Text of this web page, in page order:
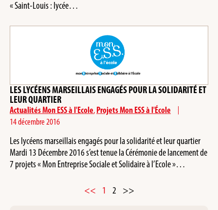
« Saint-Louis : lycée…
LES LYCÉENS MARSEILLAIS ENGAGÉS POUR LA SOLIDARITÉ ET
LEUR QUARTIER
Actualités Mon ESS à l'Ecole,Projets Mon ESS à l'École
14 décembre 2016
Les lycéens marseillais engagés pour la solidarité et leur quartier
Mardi 13 Décembre 2016 s’est tenue la Cérémonie de lancement de
7 projets « Mon Entreprise Sociale et Solidaire à l’Ecole »…
<< 1 2 >>